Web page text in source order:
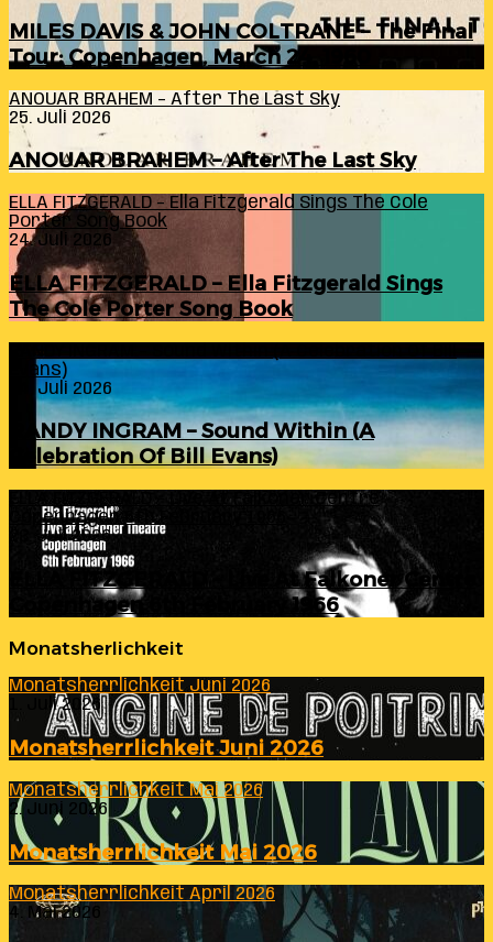
MILES DAVIS & JOHN COLTRANE – The Final
Tour: Copenhagen, March 24, 1960
ANOUAR BRAHEM – After The Last Sky
25. Juli 2026
ANOUAR BRAHEM – After The Last Sky
ELLA FITZGERALD – Ella Fitzgerald Sings The Cole
Porter Song Book
24. Juli 2026
ELLA FITZGERALD – Ella Fitzgerald Sings
The Cole Porter Song Book
Evans)
24. Juli 2026
RANDY INGRAM – Sound Within (A
Celebration Of Bill Evans)
ELLA FITZGERALD – Live At Falkoner Centre
Copenhagen 6th February 1966
23. Juli 2026
ELLA FITZGERALD – Live At Falkoner Centre
Copenhagen 6th February 1966
Monatsherlichkeit
Monatsherrlichkeit Juni 2026
1. Juli 2026
Monatsherrlichkeit Juni 2026
Monatsherrlichkeit Mai 2026
2. Juni 2026
Monatsherrlichkeit Mai 2026
Monatsherrlichkeit April 2026
4. Mai 2026